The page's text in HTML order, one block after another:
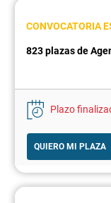
CONVOCATORIA
823 plazas de
Plazo
QUIERO MI PLAZA